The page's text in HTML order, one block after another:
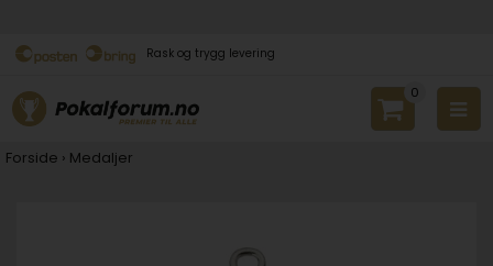
Rask og trygg levering
0
Forside › Medaljer